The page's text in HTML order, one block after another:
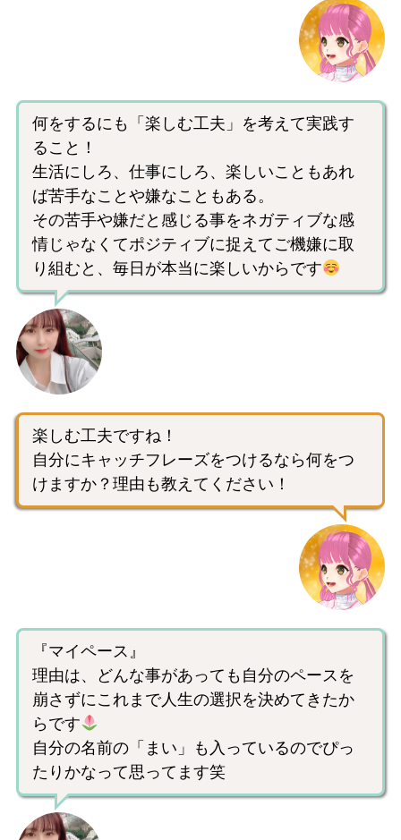
何をするにも「楽しむ工夫」を考えて実践す
ること！
生活にしろ、仕事にしろ、楽しいこともあれ
ば苦手なことや嫌なこともある。
その苦手や嫌だと感じる事をネガティブな感
情じゃなくてポジティブに捉えてご機嫌に取
り組むと、毎日が本当に楽しいからです
楽しむ工夫ですね！
自分にキャッチフレーズをつけるなら何をつ
けますか？理由も教えてください！
『マイペース』
理由は、どんな事があっても自分のペースを
崩さずにこれまで人生の選択を決めてきたか
らです
自分の名前の「まい」も入っているのでぴっ
たりかなって思ってます笑